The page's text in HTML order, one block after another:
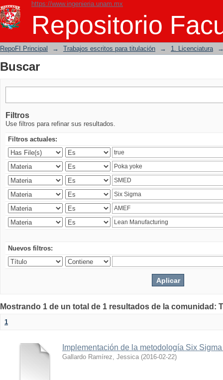
https://www.ingenieria.unam.mx
Repositorio
Buscar
RepoFI Principal → Trabajos escritos para titulación → 1. Licenciatura
Buscar
Filtros
Use filtros para refinar sus resultados.
Filtros actuales:
Nuevos filtros:
Mostrando 1 de un total de 1 resultados de la comunidad:
1
Implementación de la metodología Six
Gallardo Ramírez, Jessica (2016-02-22)